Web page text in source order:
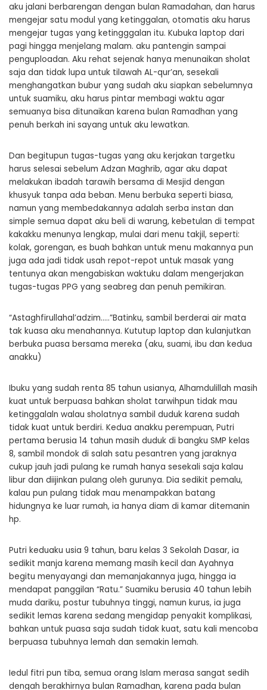
aku jalani berbarengan dengan bulan Ramadahan, dan harus
mengejar satu modul yang ketinggalan, otomatis aku harus
mengejar tugas yang ketingggalan itu. Kubuka laptop dari
pagi hingga menjelang malam. aku pantengin sampai
penguploadan. Aku rehat sejenak hanya menunaikan sholat
saja dan tidak lupa untuk tilawah AL-qur’an, sesekali
menghangatkan bubur yang sudah aku siapkan sebelumnya
untuk suamiku, aku harus pintar membagi waktu agar
semuanya bisa ditunaikan karena bulan Ramadhan yang
penuh berkah ini sayang untuk aku lewatkan.
Dan begitupun tugas-tugas yang aku kerjakan targetku
harus selesai sebelum Adzan Maghrib, agar aku dapat
melakukan ibadah tarawih bersama di Mesjid dengan
khusyuk tanpa ada beban. Menu berbuka seperti biasa,
namun yang membedakannya adalah serba instan dan
simple semua dapat aku beli di warung, kebetulan di tempat
kakakku menunya lengkap, mulai dari menu takjil, seperti:
kolak, gorengan, es buah bahkan untuk menu makannya pun
juga ada jadi tidak usah repot-repot untuk masak yang
tentunya akan mengabiskan waktuku dalam mengerjakan
tugas-tugas PPG yang seabreg dan penuh pemikiran.
“Astaghfirullahal’adzim…..”Batinku, sambil berderai air mata
tak kuasa aku menahannya. Kututup laptop dan kulanjutkan
berbuka puasa bersama mereka (aku, suami, ibu dan kedua
anakku)
Ibuku yang sudah renta 85 tahun usianya, Alhamdulillah masih
kuat untuk berpuasa bahkan sholat tarwihpun tidak mau
ketinggalaln walau sholatnya sambil duduk karena sudah
tidak kuat untuk berdiri. Kedua anakku perempuan, Putri
pertama berusia 14 tahun masih duduk di bangku SMP kelas
8, sambil mondok di salah satu pesantren yang jaraknya
cukup jauh jadi pulang ke rumah hanya sesekali saja kalau
libur dan diijinkan pulang oleh gurunya. Dia sedikit pemalu,
kalau pun pulang tidak mau menampakkan batang
hidungnya ke luar rumah, ia hanya diam di kamar ditemanin
hp.
Putri keduaku usia 9 tahun, baru kelas 3 Sekolah Dasar, ia
sedikit manja karena memang masih kecil dan Ayahnya
begitu menyayangi dan memanjakannya juga, hingga ia
mendapat panggilan “Ratu.” Suamiku berusia 40 tahun lebih
muda dariku, postur tubuhnya tinggi, namun kurus, ia juga
sedikit lemas karena sedang mengidap penyakit komplikasi,
bahkan untuk puasa saja sudah tidak kuat, satu kali mencoba
berpuasa tubuhnya lemah dan semakin lemah.
Iedul fitri pun tiba, semua orang Islam merasa sangat sedih
dengah berakhirnya bulan Ramadhan, karena pada bulan